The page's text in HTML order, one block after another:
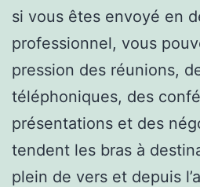
si vous êtes envoyé en
professionnel, vous
pression des réunions,
téléphoniques, des
présentations et des
tendent les bras à
plein de vers et depuis